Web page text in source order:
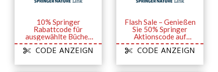
10% Springer
Rabattcode für
ausgewählte Bücher
und eBooks
CODE ANZEIGN
Flash Sale – Genießen
Sie 50% Springer
Aktionscode auf
Bücher und eBooks
CODE ANZEIGN